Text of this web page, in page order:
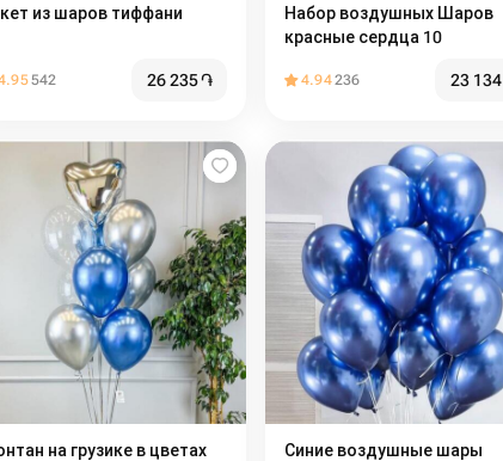
из шаров тиффани
542 26 235֏
Набор воздушных Шаров
красные сердца 10
4.94236 23 134
на грузике в цветах
Синие воздушные шары